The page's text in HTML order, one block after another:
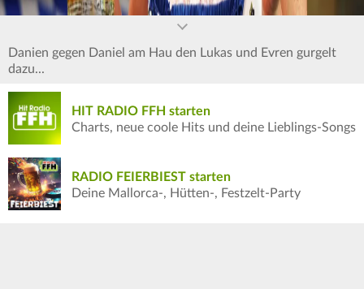
Danien gegen Daniel am Hau den Lukas und Evren gurgelt
dazu...
HIT RADIO FFH starten
Charts, neue coole Hits und deine Lieblings-Songs
RADIO FEIERBIEST starten
Deine Mallorca-, Hütten-, Festzelt-Party